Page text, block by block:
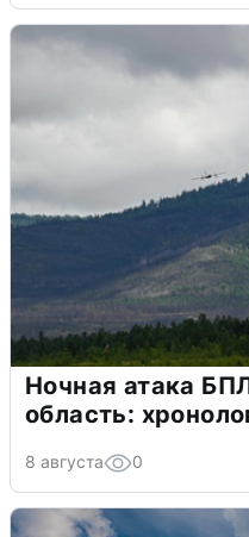
Ночная атака
область:
8 августа 0